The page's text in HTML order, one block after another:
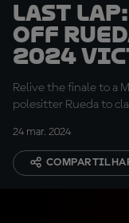
LAST
off
2024
Relive the finale to a
polesitter Rueda to
24 mar. 2024